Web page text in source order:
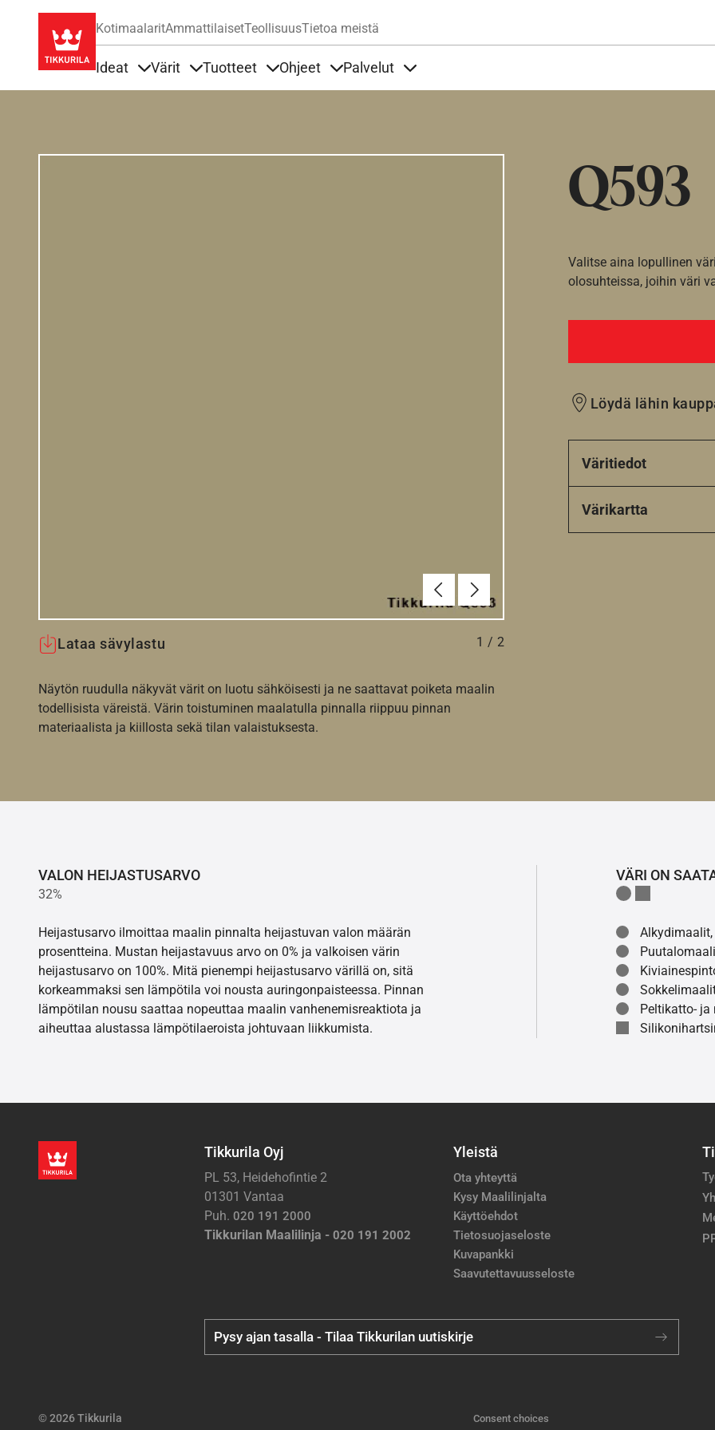
KotimaalaritAmmattilaisetTeollisuusTietoa meistä
Ideat Värit Tuotteet Ohjeet Palvelut
Q593
EdellinenSeuraava
Lataa sävylastu 1 / 2
Näytön ruudulla näkyvät värit on luotu sähköisesti ja ne saattavat poiketa maalin
todellisista väreistä. Värin toistuminen maalatulla pinnalla riippuu pinnan
materiaalista ja kiillosta sekä tilan valaistuksesta.
Valitse aina lopullinen
olosuhteissa, joihin väri
Löydä lähin
Väritiedot
Värikartta
VALON HEIJASTUSARVO
32%
Heijastusarvo ilmoittaa maalin pinnalta heijastuvan valon määrän
prosentteina. Mustan heijastavuus arvo on 0% ja valkoisen värin
heijastusarvo on 100%. Mitä pienempi heijastusarvo värillä on, sitä
korkeammaksi sen lämpötila voi nousta auringonpaisteessa. Pinnan
lämpötilan nousu saattaa nopeuttaa maalin vanhenemisreaktiota ja
aiheuttaa alustassa lämpötilaeroista johtuvaan liikkumista.
VÄRI ON
Peltikatto-
Tikkurila Oyj
PL 53, Heidehofintie 2
01301 Vantaa
Puh. 020 191 2000
Tikkurilan Maalilinja - 020 191 2002
Yleistä
Ota yhteyttä
Kysy Maalilinjalta
Käyttöehdot
Tietosuojaseloste
Kuvapankki
Saavutettavuusseloste
Pysy ajan tasalla - Tilaa Tikkurilan uutiskirje
© 2026 Tikkurila Consent choices